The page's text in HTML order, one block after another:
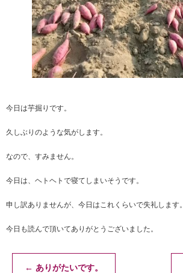
今日は芋掘りです。
久しぶりのような気がします。
なので、すみません。
今日は、ヘトヘトで寝てしまいそうです。
申し訳ありませんが、今日はこれくらいで失礼します。
今日も読んで頂いてありがとうございました。
← ありがたいです。